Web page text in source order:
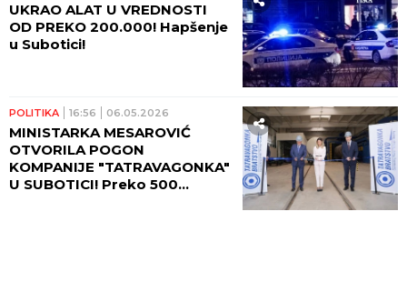
UKRAO ALAT U VREDNOSTI
OD PREKO 200.000! Hapšenje
u Subotici!
POLITIKA 16:56 06.05.2026
MINISTARKA MESAROVIĆ
OTVORILA POGON
KOMPANIJE "TATRAVAGONKA"
U SUBOTICI! Preko 500